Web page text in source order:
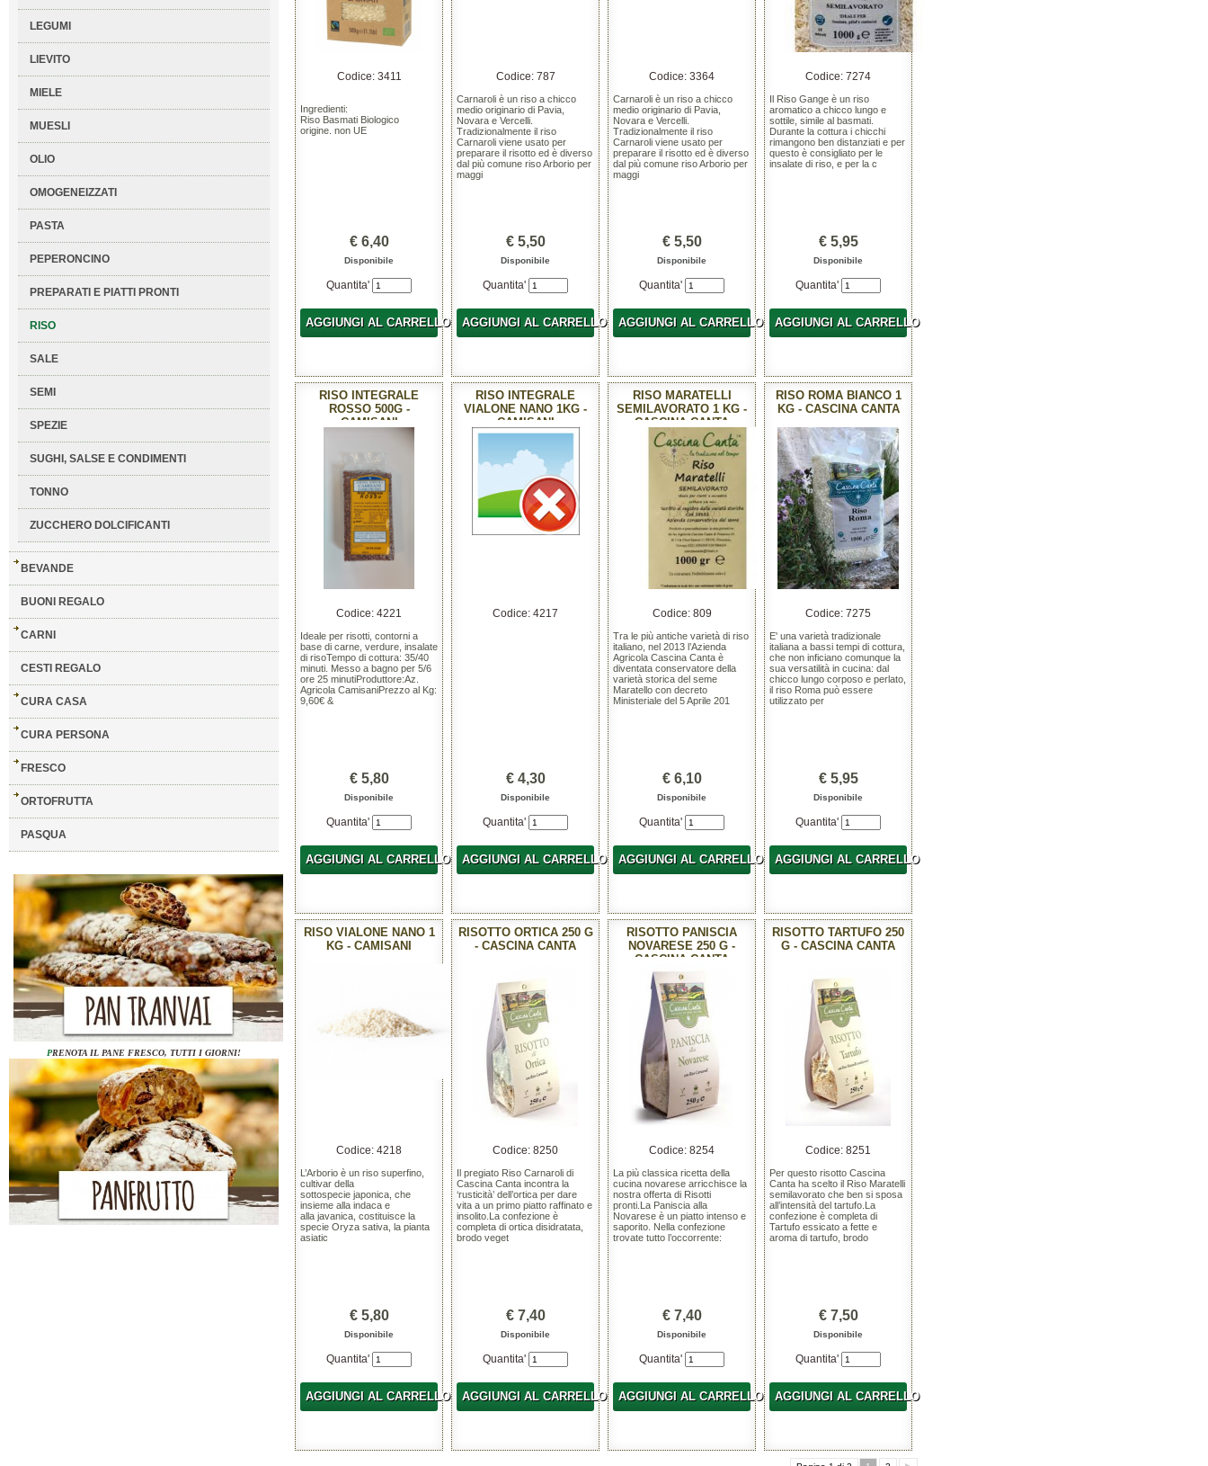
LEGUMI
LIEVITO
MIELE
MUESLI
OLIO
OMOGENEIZZATI
PASTA
PEPERONCINO
PREPARATI E PIATTI PRONTI
RISO
SALE
SEMI
SPEZIE
SUGHI, SALSE E CONDIMENTI
TONNO
ZUCCHERO DOLCIFICANTI
BEVANDE
BUONI REGALO
CARNI
CESTI REGALO
CURA CASA
CURA PERSONA
FRESCO
ORTOFRUTTA
PASQUA
PRENOTA IL PANE FRESCO, TUTTI I GIORNI!
Codice: 3411
Ingredienti:
Riso Basmati Biologico
origine. non UE
€ 6,40
Disponibile
Quantita'
AGGIUNGI AL CARRELLO
Codice: 787
Carnaroli è un riso a chicco
medio originario di Pavia,
Novara e Vercelli.
Tradizionalmente il riso
Carnaroli viene usato per
preparare il risotto ed è diverso
dal più comune riso Arborio per
maggi
€ 5,50
Disponibile
Quantita'
AGGIUNGI AL CARRELLO
Codice: 3364
Carnaroli è un riso a chicco
medio originario di Pavia,
Novara e Vercelli.
Tradizionalmente il riso
Carnaroli viene usato per
preparare il risotto ed è diverso
dal più comune riso Arborio per
maggi
€ 5,50
Disponibile
Quantita'
AGGIUNGI AL CARRELLO
Codice: 7274
Il Riso Gange è un riso
aromatico a chicco lungo e
sottile, simile al basmati.
Durante la cottura i chicchi
rimangono ben distanziati e per
questo è consigliato per le
insalate di riso, e per la c
€ 5,95
Disponibile
Quantita'
AGGIUNGI AL CARRELLO
RISO INTEGRALE
ROSSO 500G -
CAMISANI
Codice: 4221
Ideale per risotti, contorni a
base di carne, verdure, insalate
di risoTempo di cottura: 35/40
minuti. Messo a bagno per 5/6
ore 25 minutiProduttore:Az.
Agricola CamisaniPrezzo al Kg:
9,60€ &
€ 5,80
Disponibile
Quantita'
AGGIUNGI AL CARRELLO
RISO INTEGRALE
VIALONE NANO 1KG -
CAMISANI
Codice: 4217
€ 4,30
Disponibile
Quantita'
AGGIUNGI AL CARRELLO
RISO MARATELLI
SEMILAVORATO 1 KG -
CASCINA CANTA
Codice: 809
Tra le più antiche varietà di riso
italiano, nel 2013 l’Azienda
Agricola Cascina Canta è
diventata conservatore della
varietà storica del seme
Maratello con decreto
Ministeriale del 5 Aprile 201
€ 6,10
Disponibile
Quantita'
AGGIUNGI AL CARRELLO
RISO ROMA BIANCO 1
KG - CASCINA CANTA
Codice: 7275
E' una varietà tradizionale
italiana a bassi tempi di cottura,
che non inficiano comunque la
sua versatilità in cucina: dal
chicco lungo corposo e perlato,
il riso Roma può essere
utilizzato per
€ 5,95
Disponibile
Quantita'
AGGIUNGI AL CARRELLO
RISO VIALONE NANO 1
KG - CAMISANI
Codice: 4218
L’Arborio è un riso superfino,
cultivar della
sottospecie japonica, che
insieme alla indaca e
alla javanica, costituisce la
specie Oryza sativa, la pianta
asiatic
€ 5,80
Disponibile
Quantita'
AGGIUNGI AL CARRELLO
RISOTTO ORTICA 250 G
- CASCINA CANTA
Codice: 8250
Il pregiato Riso Carnaroli di
Cascina Canta incontra la
‘rusticità’ dell’ortica per dare
vita a un primo piatto raffinato e
insolito.La confezione è
completa di ortica disidratata,
brodo veget
€ 7,40
Disponibile
Quantita'
AGGIUNGI AL CARRELLO
RISOTTO PANISCIA
NOVARESE 250 G -
CASCINA CANTA
Codice: 8254
La più classica ricetta della
cucina novarese arricchisce la
nostra offerta di Risotti
pronti.La Paniscia alla
Novarese è un piatto intenso e
saporito. Nella confezione
trovate tutto l’occorrente:
€ 7,40
Disponibile
Quantita'
AGGIUNGI AL CARRELLO
RISOTTO TARTUFO 250
G - CASCINA CANTA
Codice: 8251
Per questo risotto Cascina
Canta ha scelto il Riso Maratelli
semilavorato che ben si sposa
all’intensità del tartufo.La
confezione è completa di
Tartufo essicato a fette e
aroma di tartufo, brodo
€ 7,50
Disponibile
Quantita'
AGGIUNGI AL CARRELLO